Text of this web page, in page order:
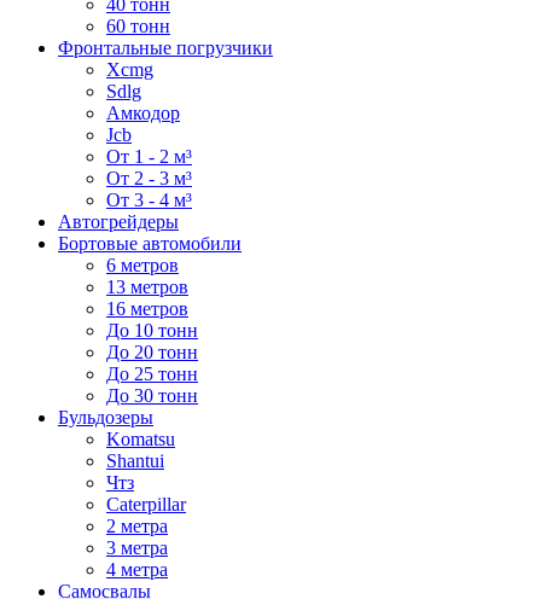
60 тонн
Фронтальные погрузчики
Xcmg
Sdlg
Амкодор
Jcb
От 1 - 2 м³
От 2 - 3 м³
От 3 - 4 м³
Автогрейдеры
Бортовые автомобили
6 метров
13 метров
16 метров
До 10 тонн
До 20 тонн
До 25 тонн
До 30 тонн
Бульдозеры
Komatsu
Shantui
Чтз
Caterpillar
2 метра
3 метра
4 метра
Самосвалы